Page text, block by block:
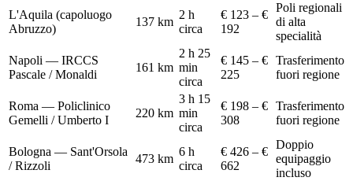
L'Aquila (capoluogo
Abruzzo)
137 km
2 h
circa
€ 123 – €
192
Poli regionali
di alta
specialità
Napoli — IRCCS
Pascale / Monaldi
161 km
2 h 25
min
circa
€ 145 – €
225
Trasferimento
fuori regione
Roma — Policlinico
Gemelli / Umberto I
220 km
3 h 15
min
circa
€ 198 – €
308
Trasferimento
fuori regione
Bologna — Sant'Orsola
/ Rizzoli
473 km
6 h
circa
€ 426 – €
662
Doppio
equipaggio
incluso